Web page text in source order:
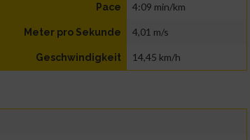
Pace 4:09 min/km
Meter pro Sekunde 4,01 m/s
Geschwindigkeit 14,45 km/h